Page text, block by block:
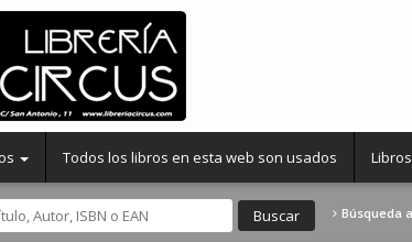
Todos los libros en esta web son usados
Búsqueda